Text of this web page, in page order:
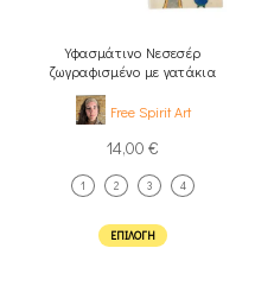
Υφασμάτινο Νεσεσέρ
ζωγραφισμένο με γατάκια
Free Spirit Art
14,00 €
1 2 3 4
ΕΠΙΛΟΓΉ